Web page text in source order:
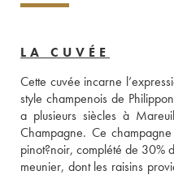
LA CUVÉE
Cette cuvée incarne
style champenois de
a plusieurs siècles à
Champagne. Ce
pinot?noir, complété de 30%
meunier, dont les raisins